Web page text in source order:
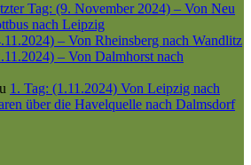
Tag: (9. November 2024) – Von Neu
nach Leipzig
– Von Rheinsberg nach Wandlitz
– Von Dalmhorst nach
1. Tag: (1.11.2024) Von Leipzig nach
über die Havelquelle nach Dalmsdorf